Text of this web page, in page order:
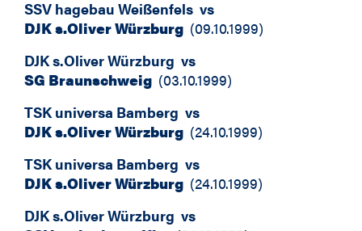
SSV hagebau Weißenfels vs
DJK s.Oliver Würzburg (09.10.1999)
DJK s.Oliver Würzburg vs
SG Braunschweig (03.10.1999)
TSK universa Bamberg vs
DJK s.Oliver Würzburg (24.10.1999)
TSK universa Bamberg vs
DJK s.Oliver Würzburg (24.10.1999)
DJK s.Oliver Würzburg vs